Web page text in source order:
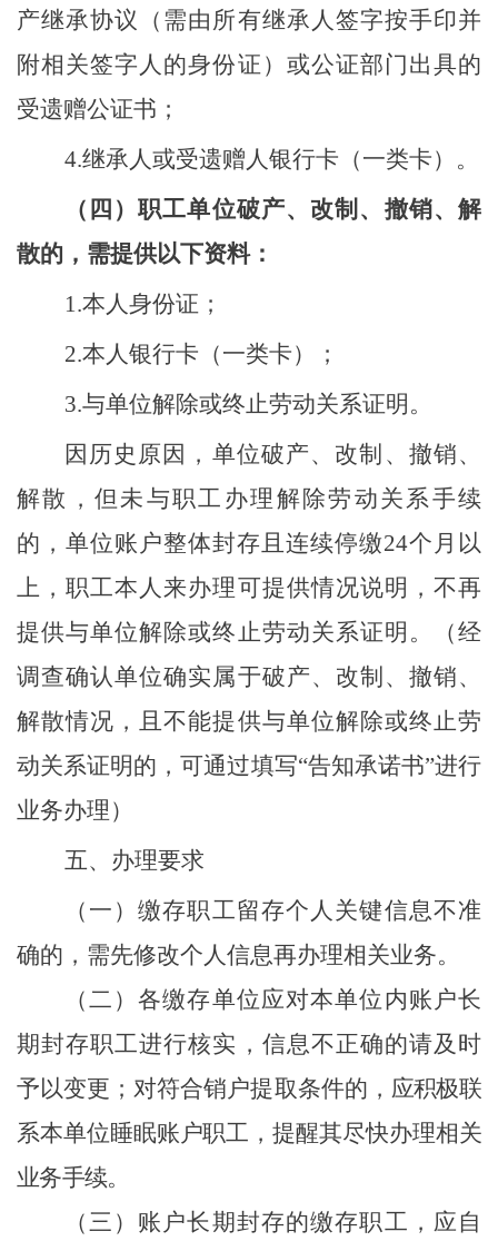
产继承协议（需由所有继承人签字按手印并
附相关签字人的身份证） 或公证部门出具的
受遗赠公证书 ；
4.继承人或受遗赠人银行卡（一类卡）。
（四）职工单位破产、改制、撤销、解
散的，需提供以下资料：
1.本人身份证；
2.本人银行卡（一类卡）；
3.与单位解除或终止劳动关系证明。
因历史原因，单位破产、改制、撤销、
解散，但未与职工办理解除劳动关系手续
的，单位账户整体封存且连续停缴24个月以
上，职工本人来办理可提供情况说明，不再
提供与单位解除或终止劳动关系证明。
（经
调查确认单位确实属于破产、改制、撤销、
解散情况，且不能提供与单位解除或终止劳
动关系证明的，可通过填写“告知承诺书”进行
业务办理 ）
五、办理要求
（一）缴存职工留存个人关键信息不准
确的，需先修改个人信息再办理相关业务。
（二）各缴存单位应对本单位内账户长
期封存职工进行核实，信息不正确的请及时
予以变更；对符合销户提取条件的， 应积极联
系本单位睡眠账户职工，提醒其尽快办理相关
业务手续。
（三）账户长期封存的缴存职工，应自